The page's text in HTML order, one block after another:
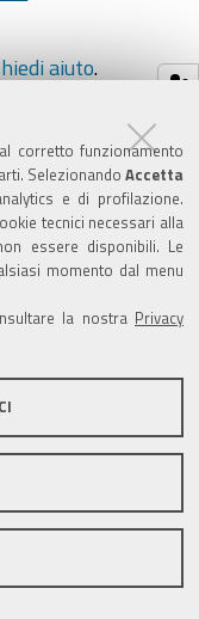
corretto funzionamento
Selezionando Accetta
e di profilazione.
tecnici necessari alla
essere disponibili. Le
momento dal menu
la nostra
Privacy
aiuto